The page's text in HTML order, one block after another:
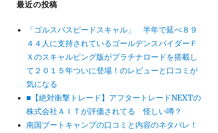
最近の投稿
「ゴルスパスピードスキャル」 半年で延べ８９
４４人に支持されているゴールデンスパイダーＦ
Ｘのスキャルピング版がプラチナロードを搭載し
て２０１５年ついに登場！のレビューと口コミが
気になる
■【絶対衝撃トレード】アフタートレードNEXTの
株式会社ＡＩＴが評価されてる 怪しい噂？
南国ブートキャンプの口コミと内容のネタバレ！